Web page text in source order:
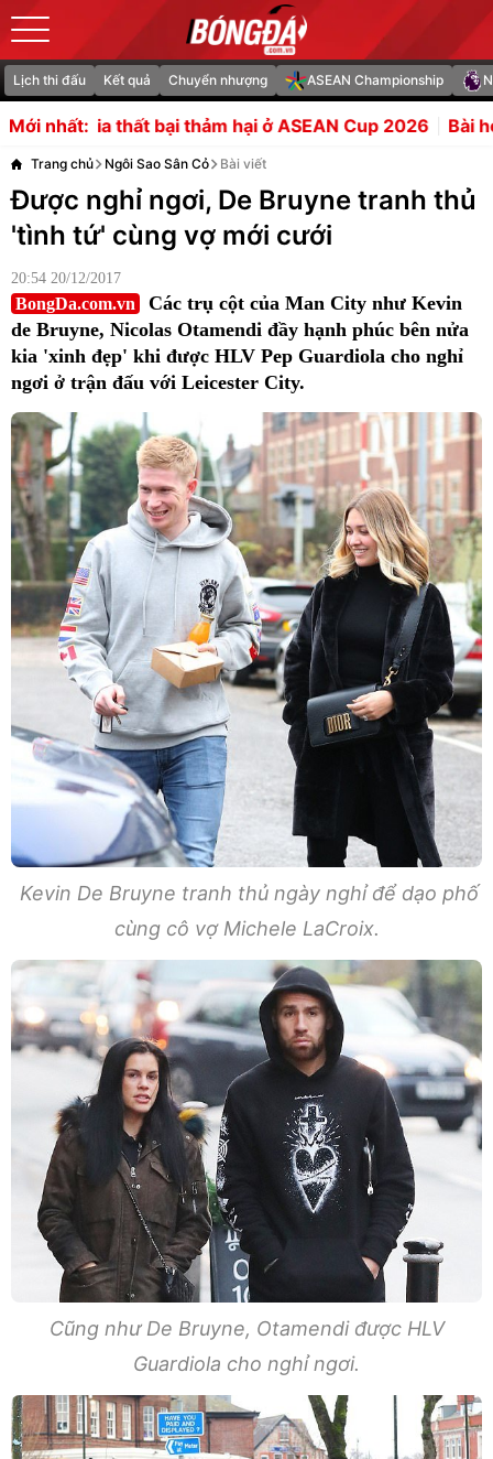
Lịch thi đấu Kết quả Chuyển nhượng ASEAN Championship
Mới nhất:
hại ở ASEAN Cup 2026 Bài học từ trận PSG là chìa
Trang chủ Ngôi Sao Sân Cỏ Bài viết
Được nghỉ ngơi, De Bruyne tranh thủ
'tình tứ' cùng vợ mới cưới
20:54 20/12/2017
BongDa.com.vn
Các trụ cột của Man City như Kevin
de Bruyne, Nicolas Otamendi đầy hạnh phúc bên nửa
kia 'xinh đẹp' khi được HLV Pep Guardiola cho nghỉ
ngơi ở trận đấu với Leicester City.
Kevin De Bruyne tranh thủ ngày nghỉ để dạo phố
cùng cô vợ Michele LaCroix.
Cũng như De Bruyne, Otamendi được HLV
Guardiola cho nghỉ ngơi.